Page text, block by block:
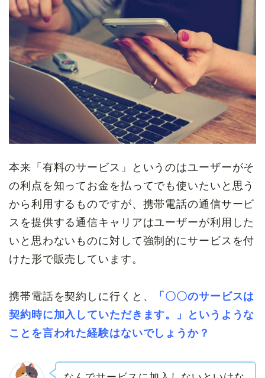
本来「有料のサービス」というのはユーザーがそ
の利点を知ってお金を払ってでも使いたいと思う
から利用するものですが、携帯電話の通信サービ
スを提供する通信キャリアはユーザーが利用した
いと思わないものに対して強制的にサービスを付
けた形で販売しています。
携帯電話を契約しに行くと、
「〇〇のサービスは
契約時に加入していただきます。」というような
ことを言われた経験はないでしょうか？